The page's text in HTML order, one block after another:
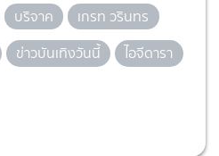
บริจาค
เกรท วรินทร
ข่าวบันเทิงวันนี้
ไอจีดารา